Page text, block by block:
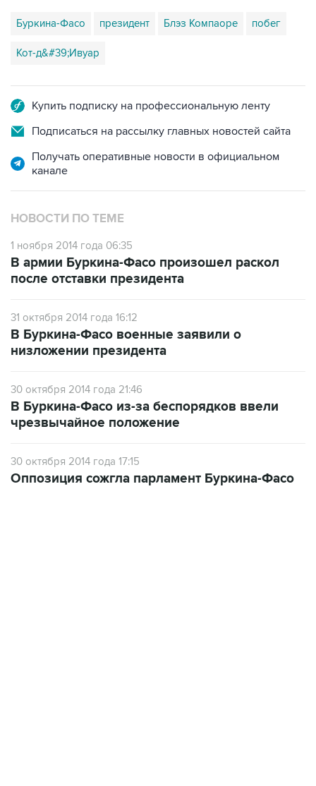
Буркина-Фасо президент Блэз Компаоре побег
Кот-д&#39;Ивуар
Купить подписку на профессиональную ленту
Подписаться на рассылку главных новостей сайта
Получать оперативные новости в официальном
канале
НОВОСТИ ПО ТЕМЕ
1 ноября 2014 года 06:35
В армии Буркина-Фасо произошел раскол
после отставки президента
31 октября 2014 года 16:12
В Буркина-Фасо военные заявили о
низложении президента
30 октября 2014 года 21:46
В Буркина-Фасо из-за беспорядков ввели
чрезвычайное положение
30 октября 2014 года 17:15
Оппозиция сожгла парламент Буркина-Фасо